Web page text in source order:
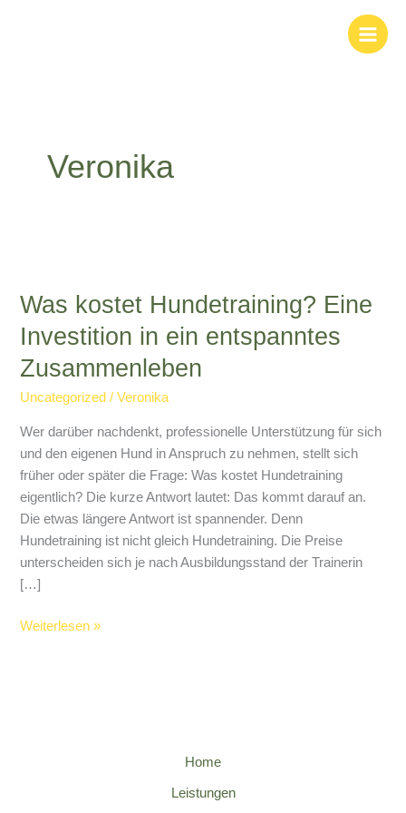
Veronika
Was kostet Hundetraining? Eine
Investition in ein entspanntes
Zusammenleben
Uncategorized /Veronika
Wer darüber nachdenkt, professionelle Unterstützung für sich
und den eigenen Hund in Anspruch zu nehmen, stellt sich
früher oder später die Frage: Was kostet Hundetraining
eigentlich? Die kurze Antwort lautet: Das kommt darauf an.
Die etwas längere Antwort ist spannender. Denn
Hundetraining ist nicht gleich Hundetraining. Die Preise
unterscheiden sich je nach Ausbildungsstand der Trainerin
[…]
Hundetraining?
Investition
in
entspanntes
Zusammenleben
Weiterlesen »
Home
Leistungen